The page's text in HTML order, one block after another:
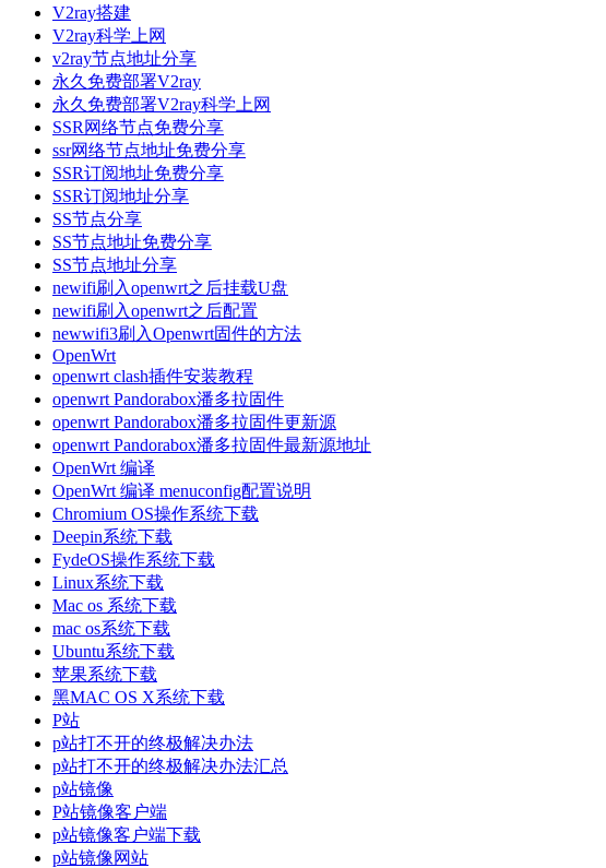
V2ray搭建
V2ray科学上网
v2ray节点地址分享
永久免费部署V2ray
永久免费部署V2ray科学上网
SSR网络节点免费分享
ssr网络节点地址免费分享
SSR订阅地址免费分享
SSR订阅地址分享
SS节点分享
SS节点地址免费分享
SS节点地址分享
newifi刷入openwrt之后挂载U盘
newifi刷入openwrt之后配置
newwifi3刷入Openwrt固件的方法
OpenWrt
openwrt clash插件安装教程
openwrt Pandorabox潘多拉固件
openwrt Pandorabox潘多拉固件更新源
openwrt Pandorabox潘多拉固件最新源地址
OpenWrt 编译
OpenWrt 编译 menuconfig配置说明
Chromium OS操作系统下载
Deepin系统下载
FydeOS操作系统下载
Linux系统下载
Mac os 系统下载
mac os系统下载
Ubuntu系统下载
苹果系统下载
黑MAC OS X系统下载
P站
p站打不开的终极解决办法
p站打不开的终极解决办法汇总
p站镜像
P站镜像客户端
p站镜像客户端下载
p站镜像网站